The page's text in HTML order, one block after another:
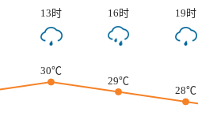
13时 16时 19时
30℃
29℃
28℃